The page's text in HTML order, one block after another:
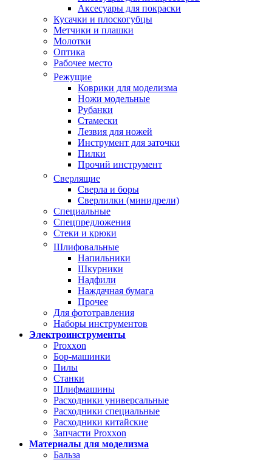
Аксесуары для покраски
Кусачки и плоскогубцы
Метчики и плашки
Молотки
Оптика
Рабочее место
Режущие
Коврики для моделизма
Ножи модельные
Рубанки
Стамески
Лезвия для ножей
Инструмент для заточки
Пилки
Прочий инструмент
Сверлящие
Сверла и боры
Сверлилки (минидрели)
Специальные
Спецпредложения
Стеки и крюки
Шлифовальные
Напильники
Шкурники
Надфили
Наждачная бумага
Прочее
Для фототравления
Наборы инструментов
Электроинструменты
Proxxon
Бор-машинки
Пилы
Станки
Шлифмашины
Расходники универсальные
Расходники специальные
Расходники китайские
Запчасти Proxxon
Материалы для моделизма
Бальза